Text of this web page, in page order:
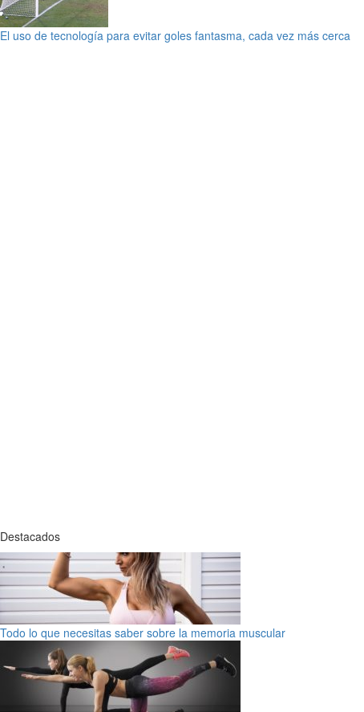
El uso de tecnología para evitar goles fantasma, cada vez más cerca
Destacados
Todo lo que necesitas saber sobre la memoria muscular